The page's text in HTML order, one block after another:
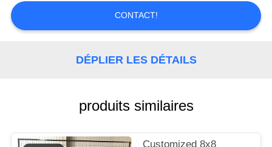
NOUVELLES
CITATION
CONTACT!
DÉPLIER LES DÉTAILS
produits similaires
Customized 8x8